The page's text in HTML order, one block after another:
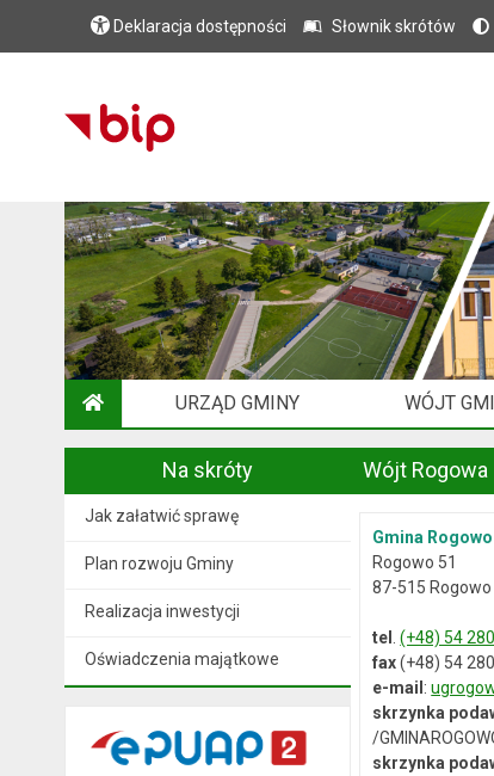
Deklaracja dostępności Słownik skrótów
URZĄD GMINY WÓJT
Na skróty
Jak załatwić sprawę
Plan rozwoju Gminy
Realizacja inwestycji
Oświadczenia majątkowe
Wójt Rogowa
Gmina Rogowo
Rogowo 51
87-515 Rogowo
tel .(+48) 54
fax(+48) 54
e-mail :
skrzynka
/
skrzynka